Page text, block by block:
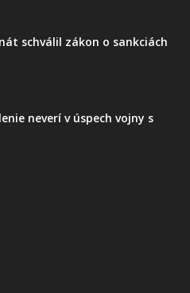
schválil zákon o sankciách
neverí v úspech vojny s